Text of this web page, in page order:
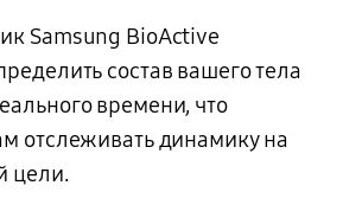
Samsung BioActive
состав вашего тела
времени, что
отслеживать динамику на
цели.